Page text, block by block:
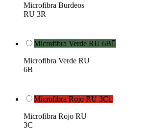
Microfibra Burdeos
RU 3R
Microfibra Verde RU 6B
Microfibra Verde RU
6B
Microfibra Rojo RU 3C
Microfibra Rojo RU
3C